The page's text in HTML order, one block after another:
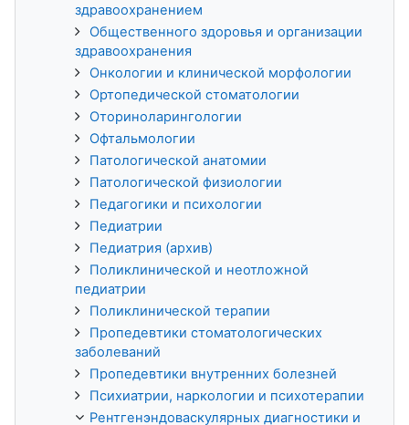
здравоохранением
Общественного здоровья и организации
здравоохранения
Онкологии и клинической морфологии
Ортопедической стоматологии
Оториноларингологии
Офтальмологии
Патологической анатомии
Патологической физиологии
Педагогики и психологии
Педиатрии
Педиатрия (архив)
Поликлинической и неотложной
педиатрии
Поликлинической терапии
Пропедевтики стоматологических
заболеваний
Пропедевтики внутренних болезней
Психиатрии, наркологии и психотерапии
Рентгенэндоваскулярных диагностики и